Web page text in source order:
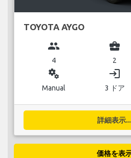
TOYOTA AYGO
group
4
business_center
2
miscellaneous_services
Manual
login
3 ドア
詳細表示...
価格を表